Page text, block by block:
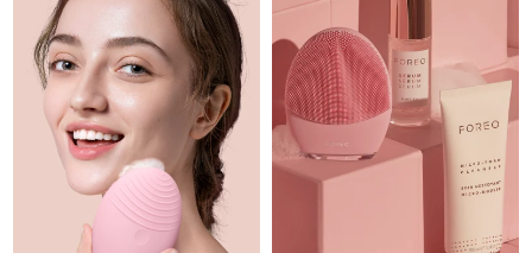
Réunion Förväntad leverans
Rumänien Förväntad leverans 11/8/26
Ryssland Förväntad leverans 19/8/26
Saudiarabien 12/8/26
Singapore 13/8/26